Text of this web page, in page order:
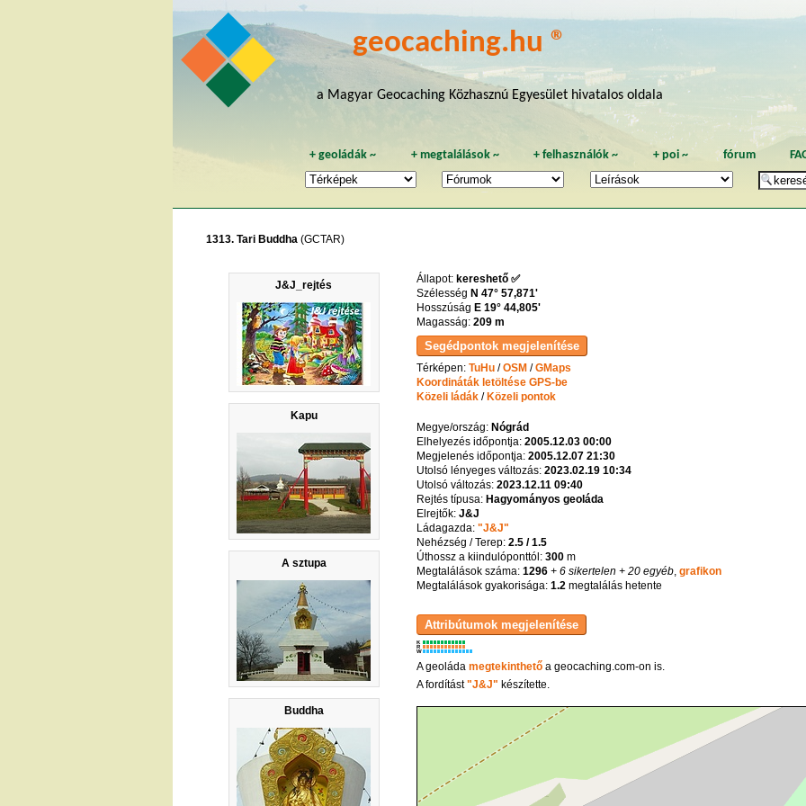
geocaching.hu ®
a Magyar Geocaching Közhasznú Egyesület hivatalos oldala
+geoládák ~ + megtalálások~ +felhasználók ~ + poi~ fórum
1313. Tari Buddha (GCTAR)
J&J_rejtés
Kapu
A sztupa
Buddha
Állapot: kereshető ✅
Szélesség N 47° 57,871'
Hosszúság E 19° 44,805'
Magasság: 209 m
Térképen: TuHu/OSM /GMaps
Koordináták letöltése GPS-be
Közeli ládák/ Közeli pontok
Megye/ország: Nógrád
Elhelyezés időpontja: 2005.12.03 00:00
Megjelenés időpontja: 2005.12.07 21:30
Utolsó lényeges változás: 2023.02.19 10:34
Utolsó változás: 2023.12.11 09:40
Rejtés típusa: Hagyományos geoláda
Elrejtők: J&J
Ládagazda: "J&J"
Nehézség / Terep: 2.5 / 1.5
Úthossz a kiindulóponttól: 300m
Megtalálások száma: 1296+ 6 sikertelen + 20 egyéb, grafikon
Megtalálások gyakorisága: 1.2megtalálás hetente
K
R
W
A geoláda megtekinthetőa geocaching.com-on is.
A fordítást"J&J" készítette.